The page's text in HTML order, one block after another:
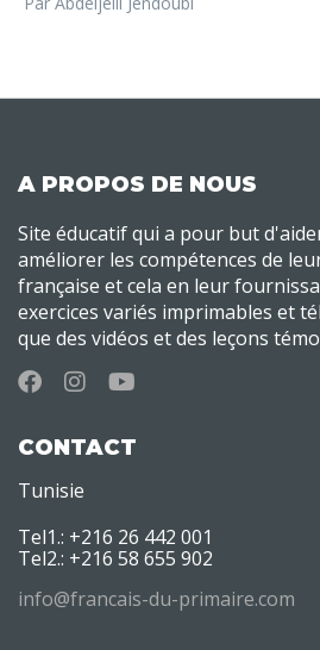
A PROPOS DE NOUS
Site éducatif qui a pour but
améliorer les compétences de
française et cela en leur
exercices variés imprimables et
que des vidéos et des leçons
CONTACT
Tunisie
Tel1.: +216 26 442 001
Tel2.: +216 58 655 902
info@francais-du-primaire.com